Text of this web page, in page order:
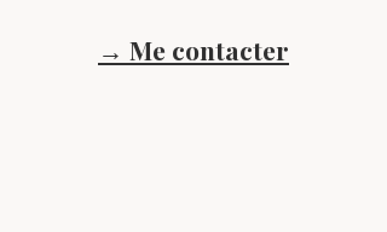
→ Me contacter